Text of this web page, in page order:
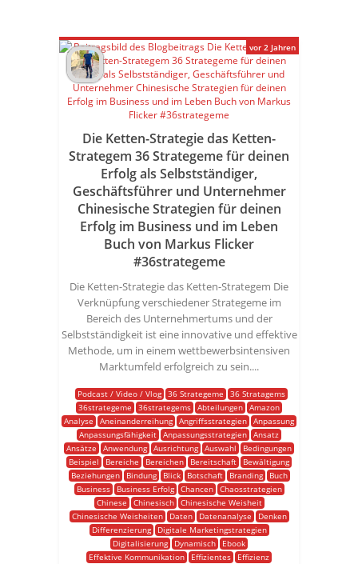
Die Ketten-Strategie das Ketten-
Strategem 36 Strategeme für deinen
Erfolg als Selbstständiger,
Geschäftsführer und Unternehmer
Chinesische Strategien für deinen
Erfolg im Business und im Leben
Buch von Markus Flicker
#36strategeme
Die Ketten-Strategie das Ketten-Strategem Die
Verknüpfung verschiedener Strategeme im
Bereich des Unternehmertums und der
Selbstständigkeit ist eine innovative und effektive
Methode, um in einem wettbewerbsintensiven
Marktumfeld erfolgreich zu sein....
Podcast / Video / Vlog 36 Strategeme
36 Stratagems
36strategeme
36strategems Abteilungen Amazon
Analyse
Aneinanderreihung Angriffsstrategien Anpassung
Anpassungsfähigkeit Anpassungsstrategien Ansatz
Ansätze
Anwendung Ausrichtung Auswahl
Bedingungen
Beispiel
Bereiche Bereichen Bereitschaft
Bewältigung
Beziehungen
Bindung Blick Botschaft Branding
Buch
Business
Business Erfolg Chancen
Chaosstrategien
Chinese
Chinesisch
Chinesische Weisheit
Chinesische Weisheiten
Daten Datenanalyse
Denken
Differenzierung
Digitale Marketingstrategien
Digitalisierung
Dynamisch
Ebook
Effektive Kommunikation
Effizientes
Effizienz
vor 2 Jahren